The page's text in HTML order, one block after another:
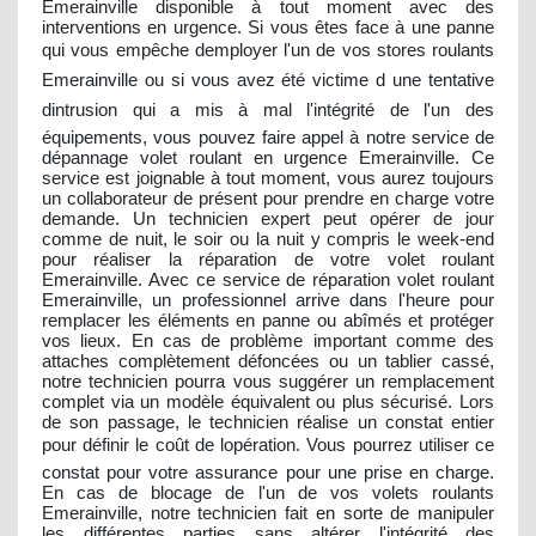
Emerainville disponible à tout moment avec des
interventions en urgence. Si vous êtes face à une panne
qui vous empêche demployer l'un de vos stores roulants
Emerainville ou si vous avez été victime d une tentative
dintrusion qui a mis à mal l'intégrité de l'un des
équipements, vous pouvez faire appel à notre service de
dépannage volet roulant en urgence Emerainville. Ce
service est joignable à tout moment, vous aurez toujours
un collaborateur de présent pour prendre en charge votre
demande. Un technicien expert peut opérer de jour
comme de nuit, le soir ou la nuit y compris le week-end
pour réaliser la réparation de votre volet roulant
Emerainville. Avec ce service de réparation volet roulant
Emerainville, un professionnel arrive dans l'heure pour
remplacer les éléments en panne ou abîmés et protéger
vos lieux. En cas de problème important comme des
attaches complètement défoncées ou un tablier cassé,
notre technicien pourra vous suggérer un remplacement
complet via un modèle équivalent ou plus sécurisé. Lors
de son passage, le technicien réalise un constat entier
pour définir le coût de lopération. Vous pourrez utiliser ce
constat pour votre assurance pour une prise en charge.
En cas de blocage de l'un de vos volets roulants
Emerainville, notre technicien fait en sorte de manipuler